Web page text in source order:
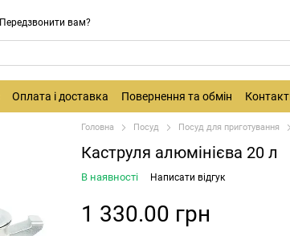
Передзвонити вам?
Оплата і доставка Повернення та обмін
Головна Посуд Посуд для приготування
Каструля алюмінієва 20 л
В наявності
Написати відгук
1 330.00 грн